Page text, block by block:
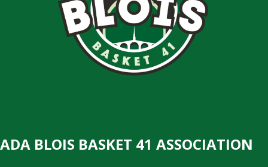
ADA BLOIS BASKET 41 ASSOCIATION